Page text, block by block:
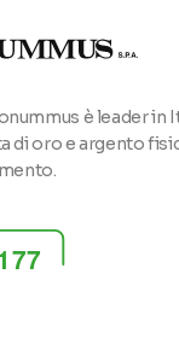
è leader in
di oro e argento